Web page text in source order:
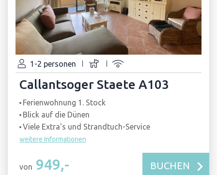
1-2 personen
Callantsoger Staete A103
Ferienwohnung 1. Stock
Blick auf die Dünen
Viele Extra's und Strandtuch-Service
weitere Informationen
von 949,- BUCHEN